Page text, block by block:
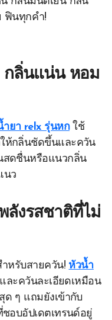
ฟินทุกคำ!
กลิ่นแน่น หอม
ำยา relx รุ่นหกใช้
ให้กลิ่นชัดขึ้นและควัน
สดชื่นหรือแนวกลิ่น
นว
ลังรสชาติที่ไม่
ำหรับสายควัน! หัวน้ำ
ะควันละเอียดเหมือน
ด ๆ แถมยังเข้ากับ
ชอบอัปเดตเทรนด์อยู่